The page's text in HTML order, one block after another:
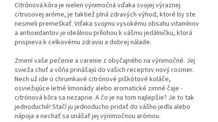
Citrónová kôra je nielen výnimočná vďaka svojej výraznej
citrusovej aróme, je taktiež plná zdravých výhod, ktoré by ste
nesmeli premeškať. Vďaka svojmu vysokému obsahu vitamínov
a antioxidantov je ideálnou prílohou k vášmu jedálničku, ktorá
prispieva k celkovému zdraviu a dobrej nálade.
Zmení vaše pečenie a varenie z obyčajného na výnimočné. Jej
svieža chuť a vôňa prinášajú do vašich receptov nový rozmer.
Nech už ide o chrumkavé citrónové piškótové koláče,
osviežujúce letné limonády alebo aromatické zimné čaje -
citrónová kôra sa nezaprie. A čo je na tom najlepšie? Je to tak
jednoduché! Stačí ju jednoducho pridať do vášho jedla alebo
nápoja a nechať sa unášať jej výnimočnou arómou.